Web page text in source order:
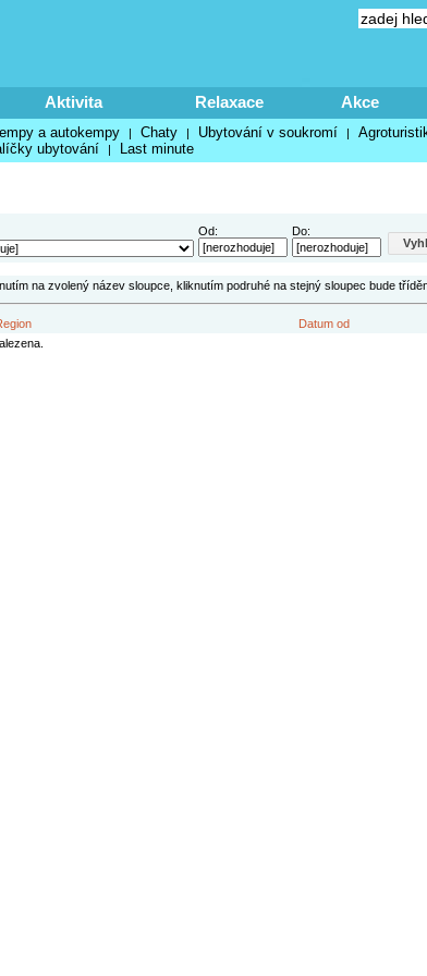
Aktivita Relaxace Akce
a autokempy | Chaty | Ubytování v soukromí |
ubytování | Last minute
Od: Do:
na zvolený název sloupce, kliknutím podruhé na stejný sloupec bude
Datum od